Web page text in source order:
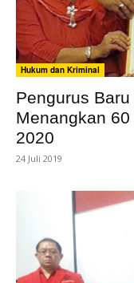
Hukum dan Kriminal
Pengurus
Menangkan
2020
24 Juli 2019